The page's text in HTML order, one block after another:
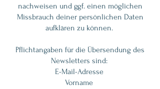
nachweisen und ggf. einen möglichen
Missbrauch deiner persönlichen Daten
aufklären zu können.
Pflichtangaben für die Übersendung des
Newsletters sind:
E-Mail-Adresse
Vorname